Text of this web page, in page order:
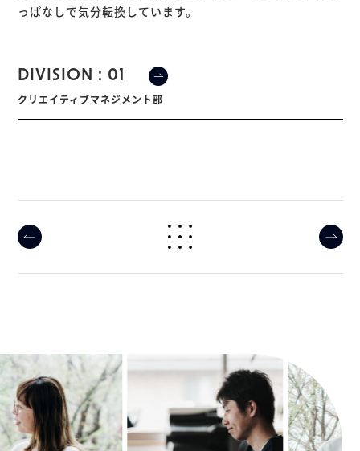
っぱなしで気分転換しています。
DIVISION : 01
クリエイティブマネジメント部